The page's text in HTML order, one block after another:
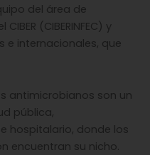
del área de
(CIBERINFEC) y
e internacionales, que
antimicrobianos son un
pública,
hospitalario, donde los
encuentran su nicho.